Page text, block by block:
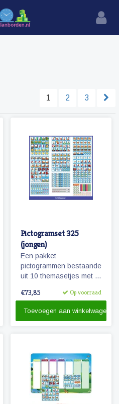
1 2 3
Pictogramset 325
(jongen)
Een pakket
pictogrammen bestaande
uit 10 themasetjes met in
voor een volledige
€73,85 Op voorraad
Toevoegen aan winkelwagen